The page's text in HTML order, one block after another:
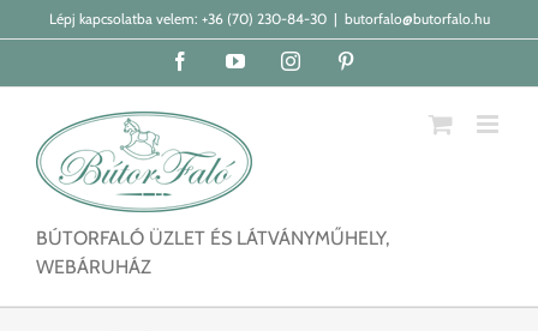
KihagyásLépj kapcsolatba velem: +36 (70) 230-84-30 | butorfalo@butorfalo.hu
FacebookYouTubeInstagram
BÚTORFALÓ ÜZLET ÉS LÁTVÁNYMŰHELY,
WEBÁRUHÁZ